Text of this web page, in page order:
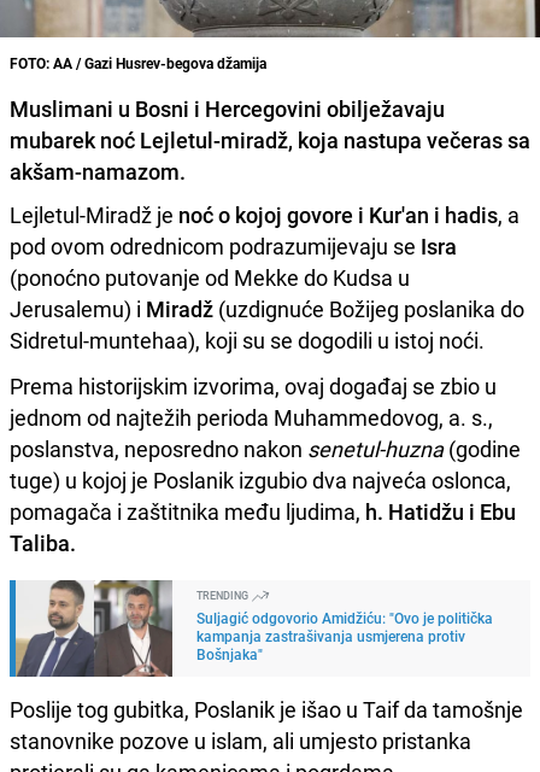
FOTO: AA / Gazi Husrev-begova džamija
Muslimani u Bosni i Hercegovini obilježavaju
mubarek noć Lejletul-miradž, koja nastupa večeras sa
akšam-namazom.
Lejletul-Miradž je noć o kojoj govore i Kur'an i hadis, a
pod ovom odrednicom podrazumijevaju se Isra
(ponoćno putovanje od Mekke do Kudsa u
Jerusalemu) i Miradž (uzdignuće Božijeg poslanika do
Sidretul-muntehaa), koji su se dogodili u istoj noći.
Prema historijskim izvorima, ovaj događaj se zbio u
jednom od najtežih perioda Muhammedovog, a. s.,
poslanstva, neposredno nakon senetul-huzna(godine
tuge) u kojoj je Poslanik izgubio dva najveća oslonca,
pomagača i zaštitnika među ljudima, h. Hatidžu i Ebu
Taliba.
TRENDING
Suljagić odgovorio Amidžiću: "Ovo je politička
kampanja zastrašivanja usmjerena protiv
Bošnjaka"
Poslije tog gubitka, Poslanik je išao u Taif da tamošnje
stanovnike pozove u islam, ali umjesto pristanka